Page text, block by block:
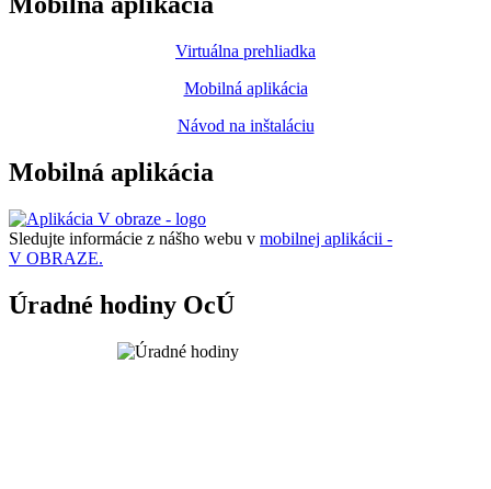
Virtuálna prehliadka
Mobilná aplikácia
Návod na inštaláciu
Mobilná aplikácia
Sledujte informácie z nášho webu v mobilnej aplikácii -
V OBRAZE.
Úradné hodiny OcÚ